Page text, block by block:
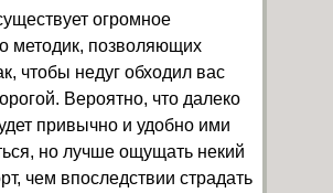
огромное
методик, позволяющих
чтобы недуг обходил вас
Вероятно, что далеко
привычно и удобно ими
но лучше ощущать некий
чем впоследствии страдать